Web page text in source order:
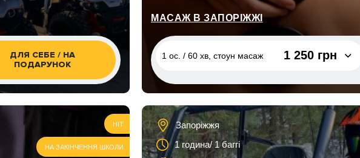
ДЛЯ СЕБЕ / НА
ПОДАРУНОК
МАСАЖ В ЗАПОРІЖЖІ
1 ос. / 60 хв, стоун масаж 1 250 грн
1 ос. / 60 хв, загальний масаж 950 грн
1 ос. / 90 хв, загальний масаж 1 250 грн
1 ос. / 80 хв/ фітобочка + загальний
HIT
НА ЗАКІНЧЕННЯ ШКОЛИ
Запоріжжя
1 година/ 1 баггі